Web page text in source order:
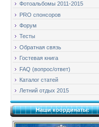
Фотоальбомы 2011-2015
PRO спонсоров
Форум
Тесты
Обратная связь
Гостевая книга
FAQ (вопрос/ответ)
Каталог статей
Летний отдых 2015
Наши координаты: